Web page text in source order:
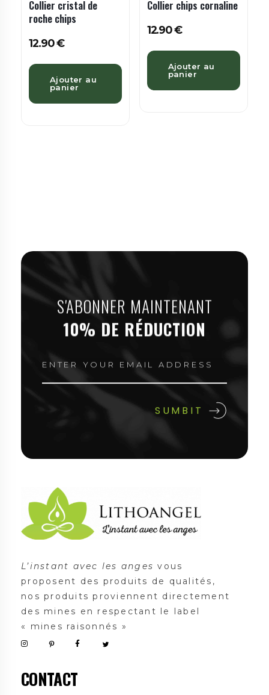
Collier cristal de
roche chips
12.90€
Ajouter au
panier
Collier chips cornaline
12.90€
Ajouter au
panier
S'ABONNER MAINTENANT
10% DE RÉDUCTION
L’instant avec les anges vous
proposent des produits de qualités,
nos produits proviennent directement
des mines en respectant le label
« mines raisonnés »
CONTACT